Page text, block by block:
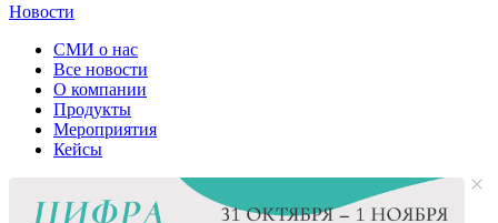
Новости
СМИ о нас
Все новости
О компании
Продукты
Мероприятия
Кейсы